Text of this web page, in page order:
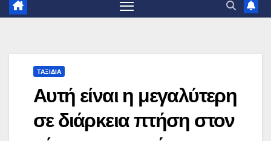
ΤΑΞΊΔΙΑ
Αυτή είναι η μεγαλύτερη
σε διάρκεια πτήση στον